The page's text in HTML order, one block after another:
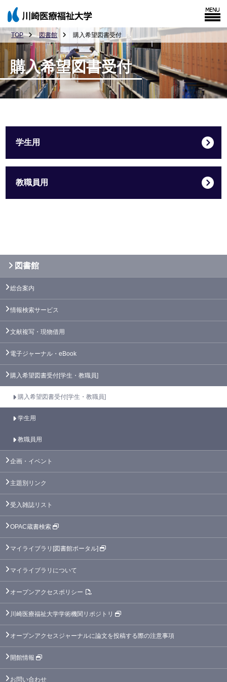
TOP 図書館 購入希望図書受付
購入希望図書受付
学生用
教職員用
図書館
総合案内
情報検索サービス
文献複写・現物借用
電子ジャーナル・eBook
購入希望図書受付[学生・教職員]
購入希望図書受付[学生・教職員]
学生用
教職員用
企画・イベント
主題別リンク
受入雑誌リスト
OPAC蔵書検索
マイライブラリ[図書館ポータル]
マイライブラリについて
オープンアクセスポリシー
川崎医療福祉大学学術機関リポジトリ
オープンアクセスジャーナルに論文を投稿する際の注意事項
開館情報
お問い合わせ